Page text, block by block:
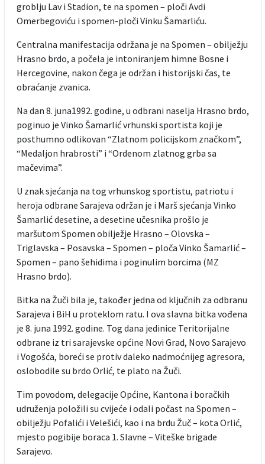
groblju Lav i Stadion, te na spomen – ploči Avdi
Omerbegoviću i spomen-ploči Vinku Šamarliću.
Centralna manifestacija održana je na Spomen – obilježju
Hrasno brdo, a počela je intoniranjem himne Bosne i
Hercegovine, nakon čega je održan i historijski čas, te
obraćanje zvanica.
Na dan 8. juna1992. godine, u odbrani naselja Hrasno brdo,
poginuo je Vinko Šamarlić vrhunski sportista koji je
posthumno odlikovan “Zlatnom policijskom značkom”,
“Medaljon hrabrosti” i “Ordenom zlatnog grba sa
mačevima”.
U znak sjećanja na tog vrhunskog sportistu, patriotu i
heroja odbrane Sarajeva održan je i Marš sjećanja Vinko
Šamarlić desetine, a desetine učesnika prošlo je
maršutom Spomen obilježje Hrasno – Olovska –
Triglavska – Posavska – Spomen – ploča Vinko Šamarlić –
Spomen – pano šehidima i poginulim borcima (MZ
Hrasno brdo).
Bitka na Žuči bila je, također jedna od ključnih za odbranu
Sarajeva i BiH u proteklom ratu. I ova slavna bitka vođena
je 8. juna 1992. godine. Tog dana jedinice Teritorijalne
odbrane iz tri sarajevske općine Novi Grad, Novo Sarajevo
i Vogošća, boreći se protiv daleko nadmoćnijeg agresora,
oslobodile su brdo Orlić, te plato na Žuči.
Tim povodom, delegacije Općine, Kantona i boračkih
udruženja položili su cvijeće i odali počast na Spomen –
obilježju Pofalići i Velešići, kao i na brdu Žuč – kota Orlić,
mjesto pogibije boraca 1. Slavne – Viteške brigade
Sarajevo.